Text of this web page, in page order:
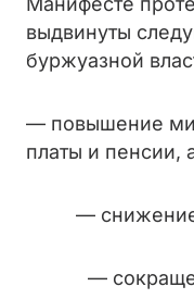
выдвинуты
буржуазной
— повышение
платы и пенсии,
—
—